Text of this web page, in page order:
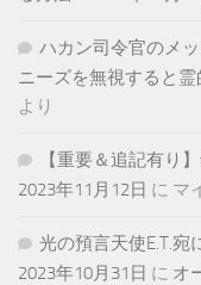
ハカン司令官のメ
ニーズを無視すると
より
【重要＆追記有り
2023年11月12日 に マ
光の預言天使E.T.
2023年10月31日 に オ